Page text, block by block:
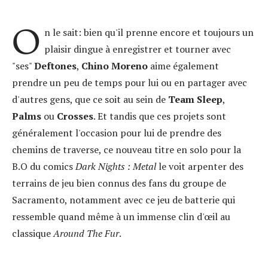
O n le sait: bien qu'il prenne encore et toujours un
plaisir dingue à enregistrer et tourner avec
"ses"Deftones, Chino Moreno aime également
prendre un peu de temps pour lui ou en partager avec
d'autres gens, que ce soit au sein de Team Sleep,
Palms ou Crosses. Et tandis que ces projets sont
généralement l'occasion pour lui de prendre des
chemins de traverse, ce nouveau titre en solo pour la
B.O du comicsDark Nights : Metalle voit arpenter des
terrains de jeu bien connus des fans du groupe de
Sacramento, notamment avec ce jeu de batterie qui
ressemble quand même à un immense clin d'œil au
classiqueAround The Fur.